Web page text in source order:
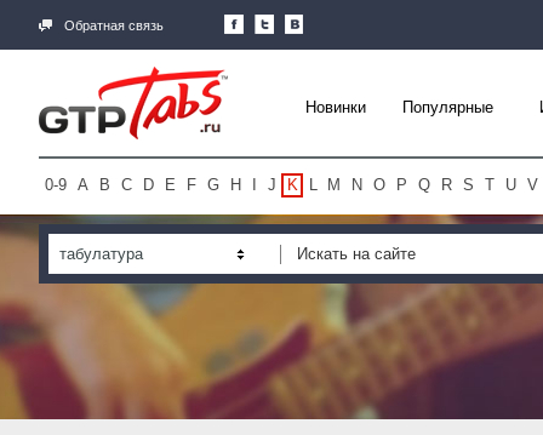
Обратная связь
Новинки Популярные
0-9 A B C D E F G H J K L M N O P Q R S T U V
табулатура